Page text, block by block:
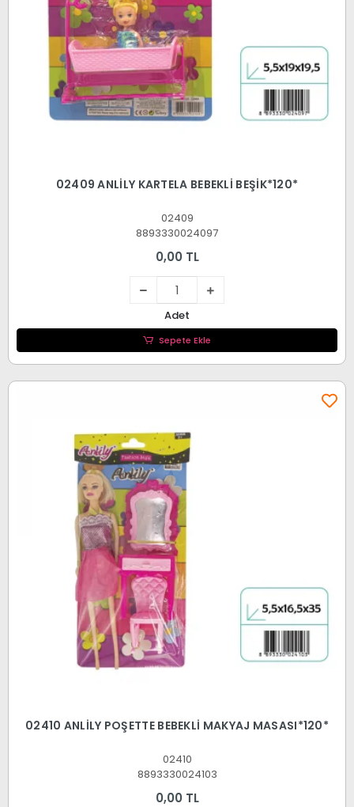
02409 ANLİLY KARTELA BEBEKLİ BEŞİK*120*
02409
8893330024097
0,00 TL
Adet
Sepete Ekle
02410 ANLİLY POŞETTE BEBEKLİ MAKYAJ MASASI*120*
02410
8893330024103
0,00 TL